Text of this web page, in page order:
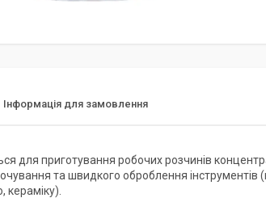
Інформація для замовлення
для приготування робочих розчинів
та швидкого оброблення інструментів
кераміку).